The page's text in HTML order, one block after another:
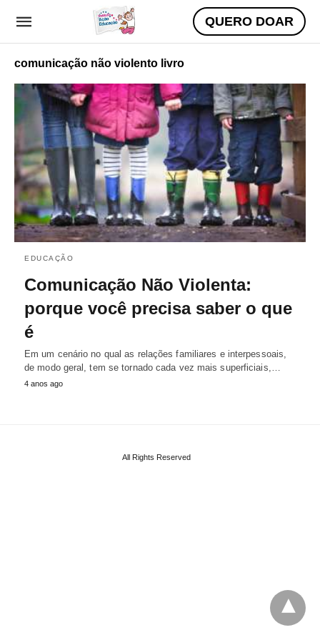
QUERO DOAR
comunicação não violento livro
EDUCAÇÃO
Comunicação Não Violenta:
porque você precisa saber o que
é
Em um cenário no qual as relações familiares e interpessoais,
de modo geral, tem se tornado cada vez mais superficiais,…
4 anos ago
All Rights Reserved